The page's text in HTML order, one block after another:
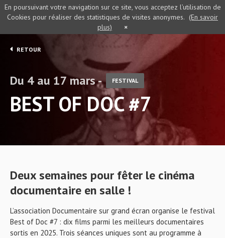
RETOUR
Du 4 au 17 mars - FESTIVAL
BEST OF DOC #7
Deux semaines pour fêter le cinéma
documentaire en salle !
L’association Documentaire sur grand écran organise le festival
Best of Doc #7 : dix films parmi les meilleurs documentaires
sortis en 2025. Trois séances uniques sont au programme à
En poursuivant votre navigation sur ce site, vous acceptez l’utilisation de
Cookies pour réaliser des statistiques de visites anonymes. (En savoir
plus)
×